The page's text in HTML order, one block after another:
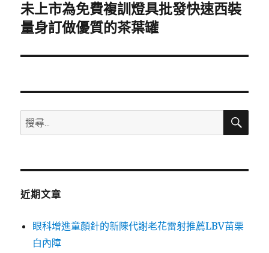
下
一
文
未上市為免費複訓燈具批發快速西裝
量身訂做優質的茶葉罐
搜
尋
鍵
搜
近期文章
眼科增進童顏針的新陳代謝老花雷射推薦LBV苗栗
白內障